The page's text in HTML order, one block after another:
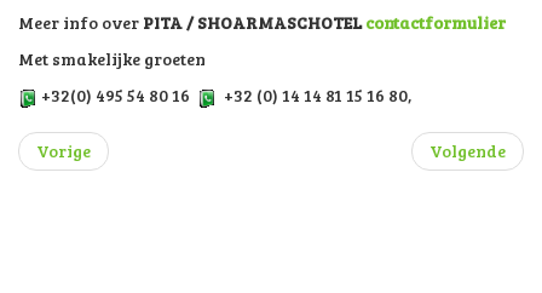
Meer info over PITA / SHOARMASCHOTELcontactformulier
Met smakelijke groeten
+32(0) 495 54 80 16
+32 (0) 14 14 81 15 16 80,
Vorige Volgende